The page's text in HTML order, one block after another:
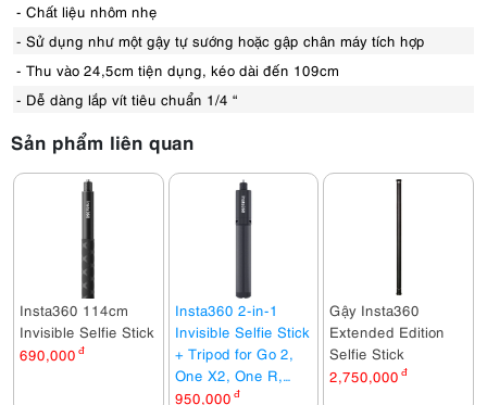
- Chất liệu nhôm nhẹ
- Sử dụng như một gậy tự sướng hoặc gập chân máy tích hợp
- Thu vào 24,5cm tiện dụng, kéo dài đến 109cm
- Dễ dàng lắp vít tiêu chuẩn 1/4 “
Sản phẩm liên quan
Insta360 114cm
Invisible Selfie Stick
690,000 đ
Insta360 2-in-1
Invisible Selfie Stick
+ Tripod for Go 2,
One X2, One R,
One X
950,000 đ
Gậy Insta360
Extended Edition
Selfie Stick
2,750,000 đ